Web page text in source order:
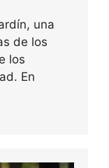
una
de los
los
En